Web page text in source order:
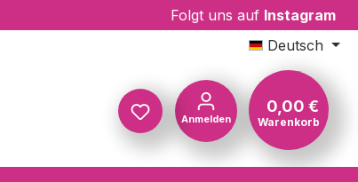
Folgt uns auf Instagram
Deutsch
Anmelden
0,00 €
Warenkorb